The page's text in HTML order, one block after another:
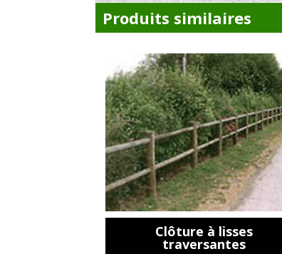
Produits similaires
Clôture à lisses
traversantes